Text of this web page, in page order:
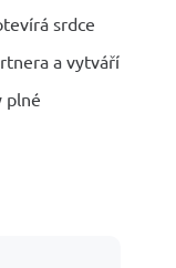
srdce
a vytváří
plné